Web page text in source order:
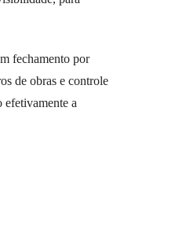
fechamento por
de obras e controle
a